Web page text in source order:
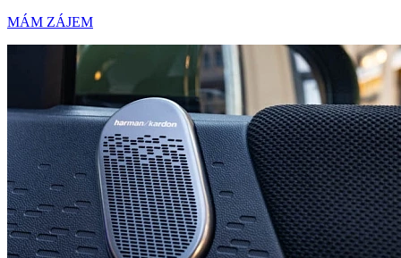
MÁM ZÁJEM